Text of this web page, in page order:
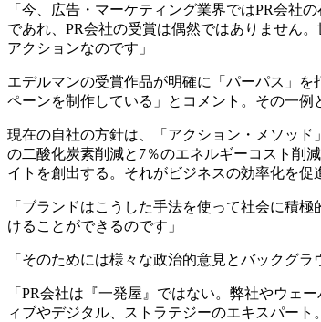
「今、広告・マーケティング業界ではPR会社
であれ、PR会社の受賞は偶然ではありません
アクションなのです」
エデルマンの受賞作品が明確に「パーパス」
ペーンを制作している」とコメント。その一例
現在の自社の方針は、「アクション・メソッ
の二酸化炭素削減と7％のエネルギーコスト削
イトを創出する。それがビジネスの効率化を
「ブランドはこうした手法を使って社会に積
けることができるのです」
「そのためには様々な政治的意見とバックグ
「PR会社は『一発屋』ではない。弊社やウェ
ィブやデジタル、ストラテジーのエキスパート